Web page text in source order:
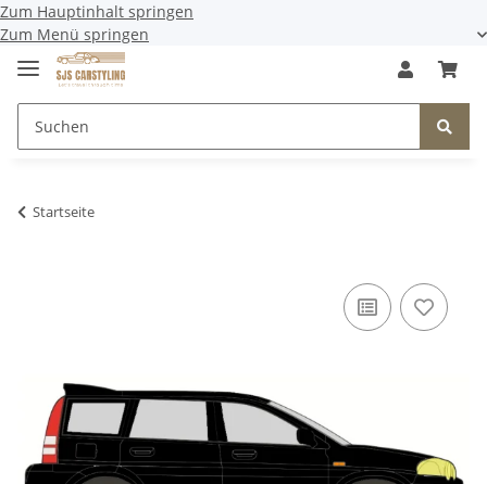
Zum Hauptinhalt springen
Zum Menü springen
Startseite